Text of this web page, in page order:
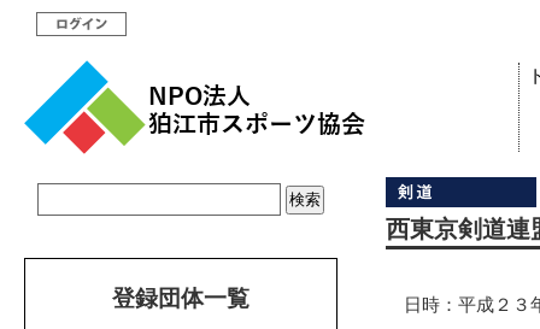
西東京剣道連
日時：平成２
登録団体一覧